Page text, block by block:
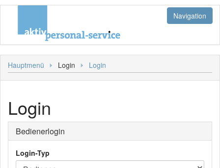
Navigation
Jobs
Stellenangebote
Login
Kunde
Personal
Hauptmenü
Hauptmenü Login Login
Login
Bedienerlogin
Login-Typ